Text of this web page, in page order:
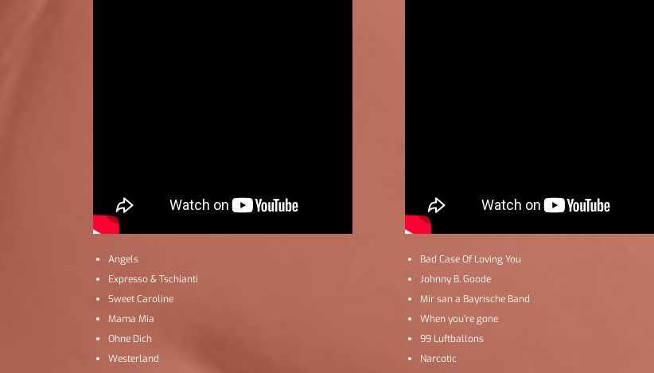
Angels
Expresso & Tschianti
Sweet Caroline
Mama Mia
Ohne Dich
Westerland
Bad Case Of Loving You
Johnny B. Goode
Mir san a Bayrische Band
When you’re gone
99 Luftballons
Narcotic